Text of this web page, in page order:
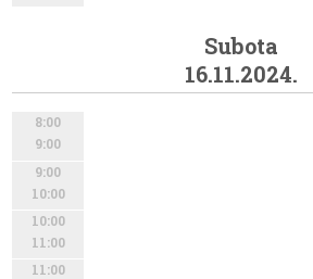
Subota
16.11.2024.
8:00
9:00
9:00
10:00
10:00
11:00
11:00